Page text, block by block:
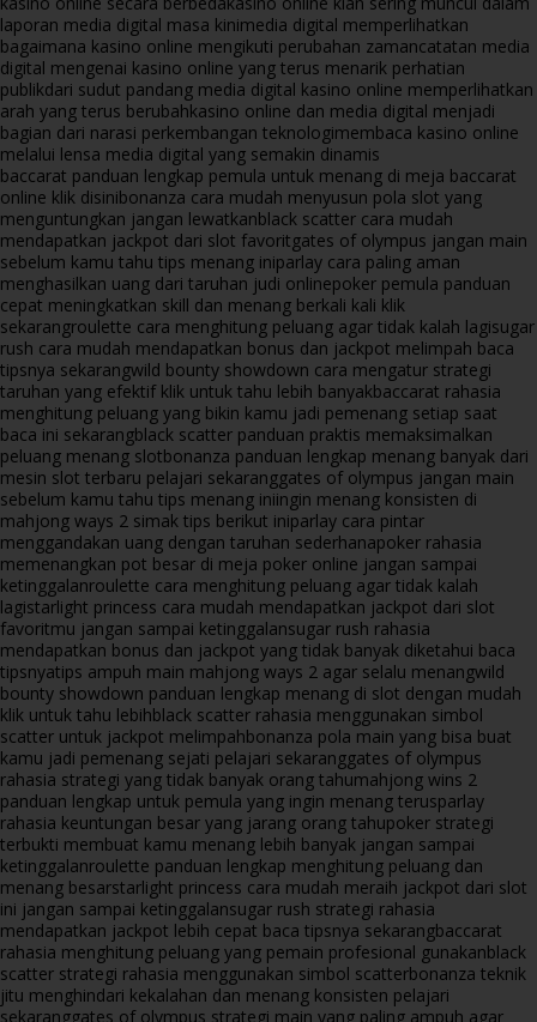
laporan media digital masa kinimedia digital memperlihatkan
bagaimana kasino online mengikuti perubahan zamancatatan media
digital mengenai kasino online yang terus menarik perhatian
publikdari sudut pandang media digital kasino online memperlihatkan
arah yang terus berubahkasino online dan media digital menjadi
bagian dari narasi perkembangan teknologimembaca kasino online
melalui lensa media digital yang semakin dinamis
baccarat panduan lengkap pemula untuk menang di meja baccarat
online klik disinibonanza cara mudah menyusun pola slot yang
menguntungkan jangan lewatkanblack scatter cara mudah
mendapatkan jackpot dari slot favoritgates of olympus jangan main
sebelum kamu tahu tips menang iniparlay cara paling aman
menghasilkan uang dari taruhan judi onlinepoker pemula panduan
cepat meningkatkan skill dan menang berkali kali klik
sekarangroulette cara menghitung peluang agar tidak kalah lagisugar
rush cara mudah mendapatkan bonus dan jackpot melimpah baca
tipsnya sekarangwild bounty showdown cara mengatur strategi
taruhan yang efektif klik untuk tahu lebih banyakbaccarat rahasia
menghitung peluang yang bikin kamu jadi pemenang setiap saat
baca ini sekarangblack scatter panduan praktis memaksimalkan
peluang menang slotbonanza panduan lengkap menang banyak dari
mesin slot terbaru pelajari sekaranggates of olympus jangan main
sebelum kamu tahu tips menang iniingin menang konsisten di
mahjong ways 2 simak tips berikut iniparlay cara pintar
menggandakan uang dengan taruhan sederhanapoker rahasia
memenangkan pot besar di meja poker online jangan sampai
ketinggalanroulette cara menghitung peluang agar tidak kalah
lagistarlight princess cara mudah mendapatkan jackpot dari slot
favoritmu jangan sampai ketinggalansugar rush rahasia
mendapatkan bonus dan jackpot yang tidak banyak diketahui baca
tipsnyatips ampuh main mahjong ways 2 agar selalu menangwild
bounty showdown panduan lengkap menang di slot dengan mudah
klik untuk tahu lebihblack scatter rahasia menggunakan simbol
scatter untuk jackpot melimpahbonanza pola main yang bisa buat
kamu jadi pemenang sejati pelajari sekaranggates of olympus
rahasia strategi yang tidak banyak orang tahumahjong wins 2
panduan lengkap untuk pemula yang ingin menang terusparlay
rahasia keuntungan besar yang jarang orang tahupoker strategi
terbukti membuat kamu menang lebih banyak jangan sampai
ketinggalanroulette panduan lengkap menghitung peluang dan
menang besarstarlight princess cara mudah meraih jackpot dari slot
ini jangan sampai ketinggalansugar rush strategi rahasia
mendapatkan jackpot lebih cepat baca tipsnya sekarangbaccarat
rahasia menghitung peluang yang pemain profesional gunakanblack
scatter strategi rahasia menggunakan simbol scatterbonanza teknik
jitu menghindari kekalahan dan menang konsisten pelajari
sekaranggates of olympus strategi main yang paling ampuh agar